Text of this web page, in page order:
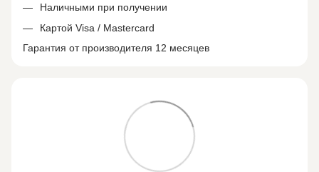
Наличными при получении
Картой Visa / Mastercard
Гарантия от производителя 12 месяцев